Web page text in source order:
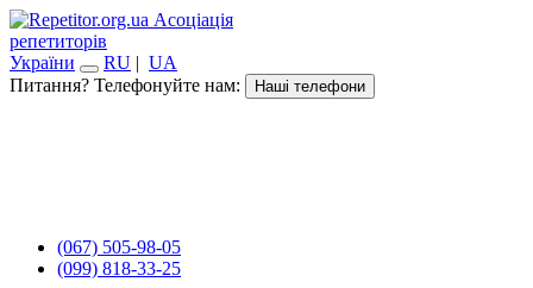
Асоціація
репетиторів
України
RU | UA
Питання? Телефонуйте нам:
Наші телефони
(067) 505-98-05
(099) 818-33-25